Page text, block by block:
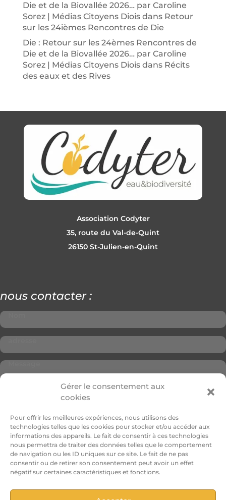
Gérer le consentement aux
cookies
Pour offrir les meilleures expériences, nous utilisons des
technologies telles que les cookies pour stocker et/ou accéder aux
informations des appareils. Le fait de consentir à ces technologies
nous permettra de traiter des données telles que le comportement
de navigation ou les ID uniques sur ce site. Le fait de ne pas
consentir ou de retirer son consentement peut avoir un effet
négatif sur certaines caractéristiques et fonctions.
Die et de la Biovallée 2026… par Caroline
Sorez | Médias Citoyens Dioisdans Retour
sur les 24ièmes Rencontres de Die
Die : Retour sur les 24èmes Rencontres de
Die et de la Biovallée 2026… par Caroline
Sorez | Médias Citoyens Dioisdans Récits
des eaux et des Rives
Association Codyter
35, route du Val-de-Quint
26150 St-Julien-en-Quint
nous contacter :
Envoi
Politique de confidentialité